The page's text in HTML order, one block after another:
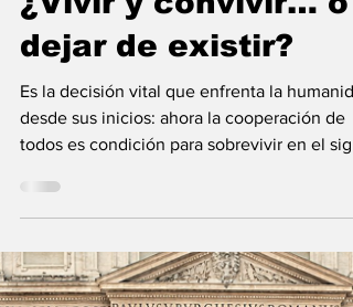
María Mercedes y Vladimir Gessen
10 jun
14 min de lectura
¿Vivir y convivir… o
Es la decisión vital que enfrenta la
desde sus inicios: ahora la cooperación de
todos es condición para sobrevivir en el